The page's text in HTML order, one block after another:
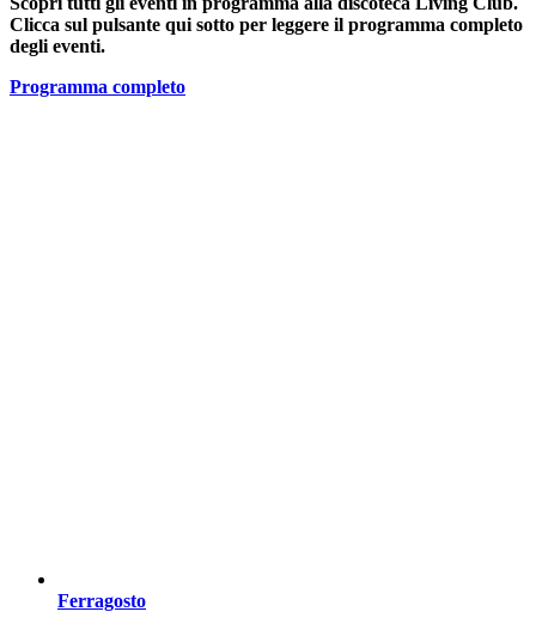
Clicca sul pulsante qui sotto per leggere il programma completo
degli eventi.
Programma completo
Ferragosto